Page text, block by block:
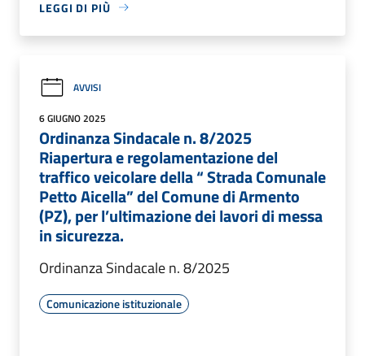
LEGGI DI PIÙ
AVVISI
6 GIUGNO 2025
Ordinanza Sindacale n. 8/2025
Riapertura e regolamentazione del
traffico veicolare della “ Strada Comunale
Petto Aicella” del Comune di Armento
(PZ), per l’ultimazione dei lavori di messa
in sicurezza.
Ordinanza Sindacale n. 8/2025
Comunicazione istituzionale